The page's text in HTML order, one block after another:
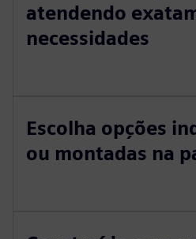
atendendo
necessidades
Escolha opções
ou montadas na